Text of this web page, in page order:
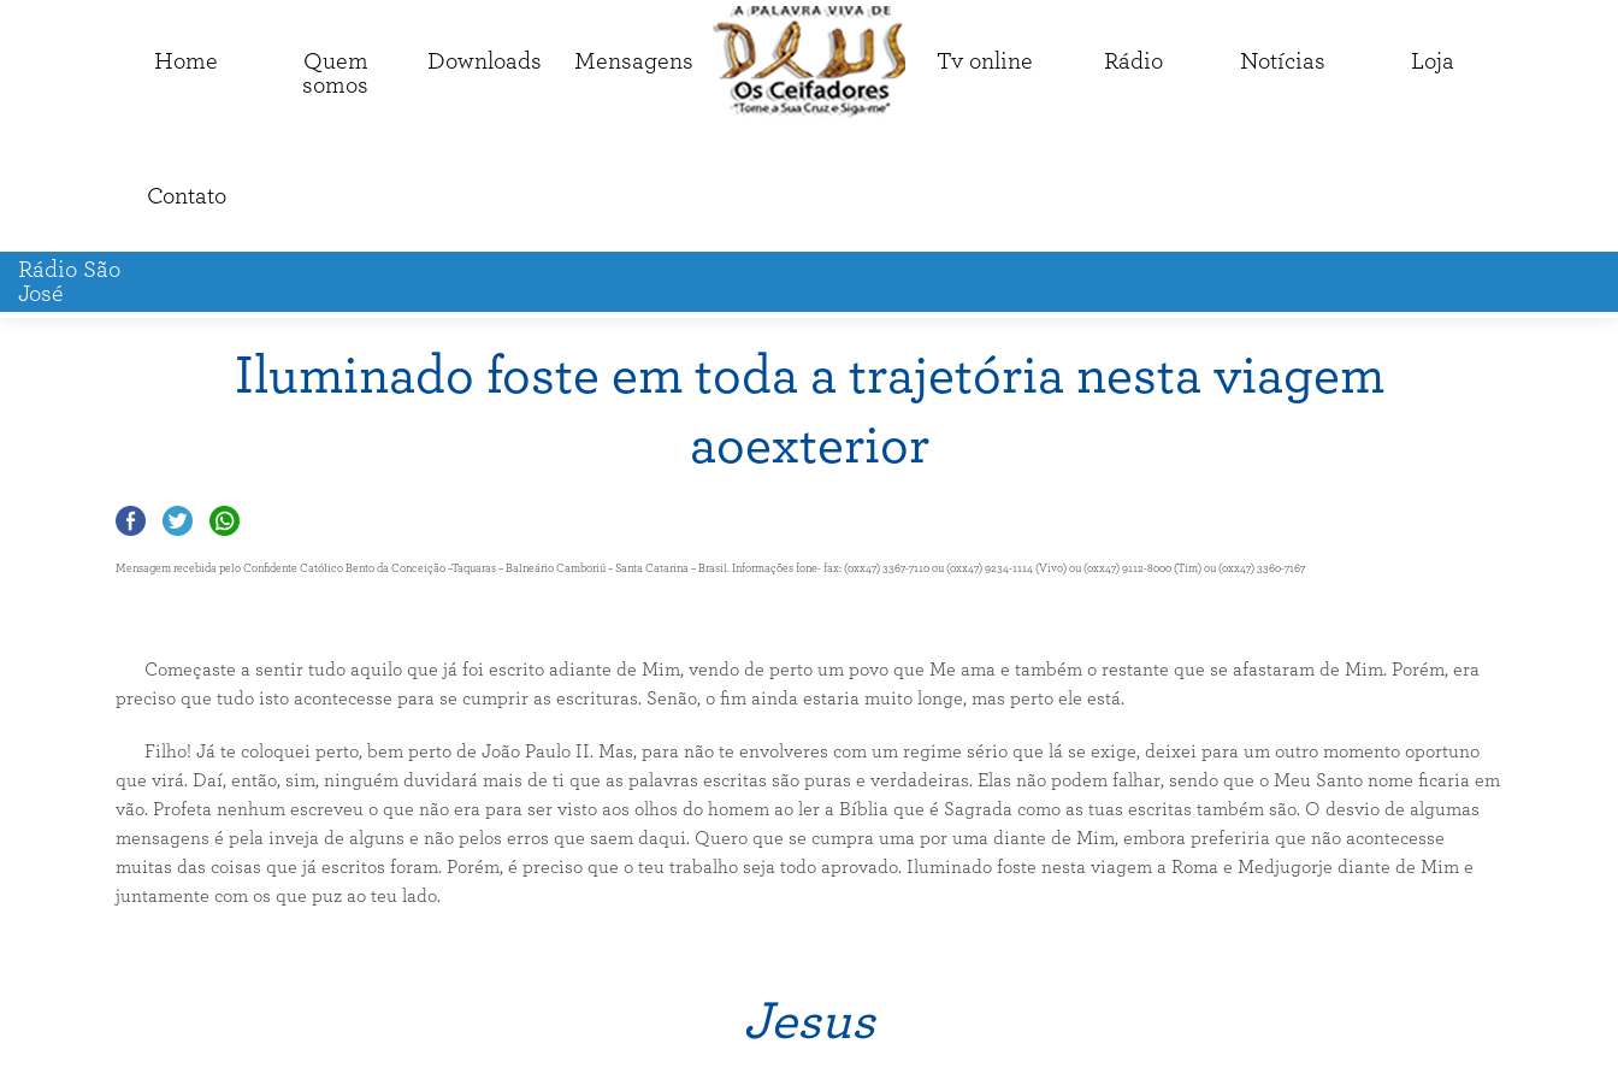
Home
Quem
somos
Downloads Mensagens Tv online Rádio Notícias Loja
Contato
Rádio São
José
Iluminado foste em toda a trajetória nesta viagem
aoexterior
Mensagem recebida pelo Confidente Católico Bento da Conceição –Taquaras – Balneário Camboriú – Santa Catarina – Brasil. Informações fone- fax: (0xx47) 3367-7110 ou (0xx47) 9234-1114 (Vivo) ou (0xx47) 9112-8000 (Tim) ou (0xx47) 3360-7167
Começaste a sentir tudo aquilo que já foi escrito adiante de Mim, vendo de perto um povo que Me ama e também o restante que se afastaram de Mim. Porém, era
preciso que tudo isto acontecesse para se cumprir as escrituras. Senão, o fim ainda estaria muito longe, mas perto ele está.
Filho! Já te coloquei perto, bem perto de João Paulo II. Mas, para não te envolveres com um regime sério que lá se exige, deixei para um outro momento oportuno
que virá. Daí, então, sim, ninguém duvidará mais de ti que as palavras escritas são puras e verdadeiras. Elas não podem falhar, sendo que o Meu Santo nome ficaria em
vão. Profeta nenhum escreveu o que não era para ser visto aos olhos do homem ao ler a Bíblia que é Sagrada como as tuas escritas também são. O desvio de algumas
mensagens é pela inveja de alguns e não pelos erros que saem daqui. Quero que se cumpra uma por uma diante de Mim, embora preferiria que não acontecesse
muitas das coisas que já escritos foram. Porém, é preciso que o teu trabalho seja todo aprovado. Iluminado foste nesta viagem a Roma e Medjugorje diante de Mim e
juntamente com os que puz ao teu lado.
Jesus